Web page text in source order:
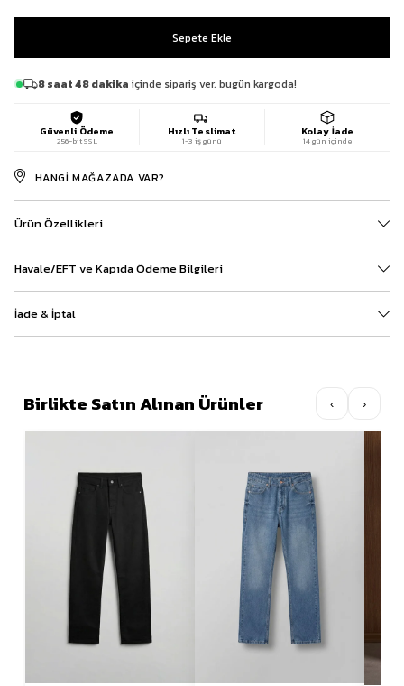
8 saat 48 dakika içinde sipariş ver, bugün kargoda!
Güvenli Ödeme
256-bit SSL
Hızlı Teslimat
1-3 iş günü
Kolay İade
14 gün içinde
HANGI MAĞAZADA VAR?
Ürün Özellikleri
Havale/EFT ve Kapıda Ödeme Bilgileri
İade & İptal
Birlikte Satın Alınan Ürünler ‹ ›